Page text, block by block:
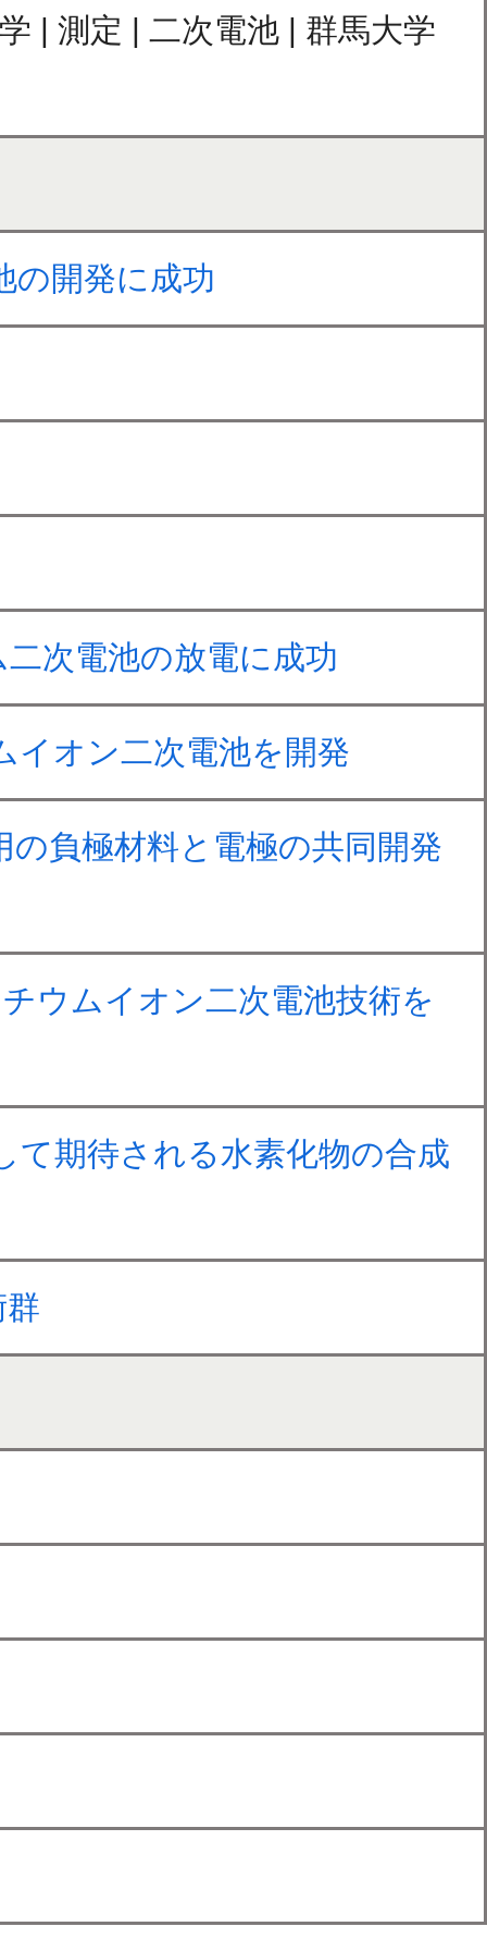
| 測定 | 二次電池 | 群馬大学
の開発に成功
次電池の放電に成功
イオン二次電池を開発
負極材料と電極の共同開発
ウムイオン二次電池技術を
て期待される水素化物の合成